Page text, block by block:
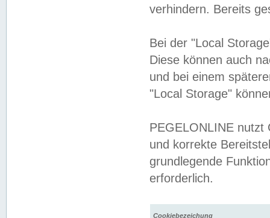
verhindern. Bereits
Bei der "Local
Diese können auch
und bei einem
"Local Storage"
PEGELONLINE nutzt
und korrekte
grundlegende
erforderlich.
Cookiebezeichung